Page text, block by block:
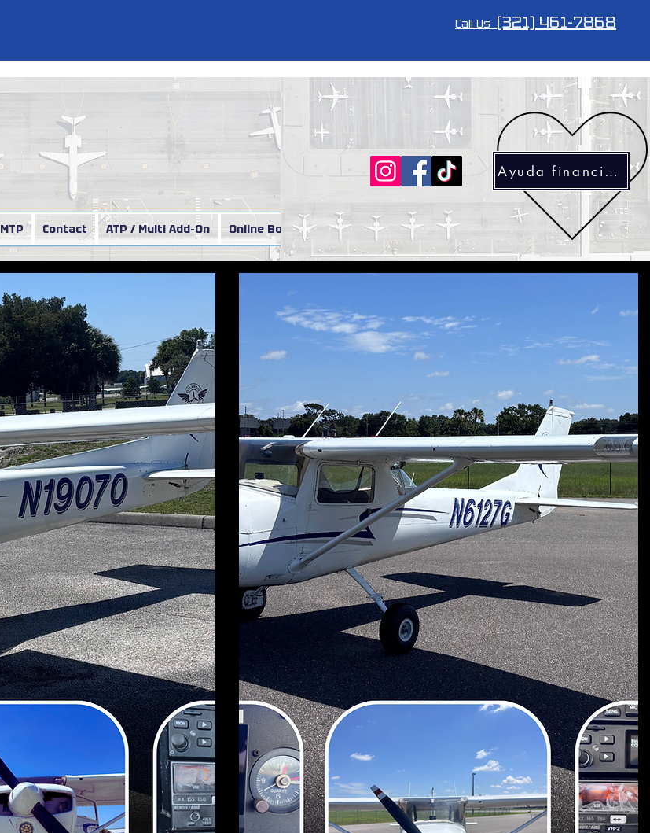
Call Us (321) 461-7868
MTP Contact ATP / Multi Add-On Online Booking Maintenance Aircraft for sale
Ayuda financiera